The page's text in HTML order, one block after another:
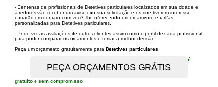
- Centenas de profissionais de Detetives particulares localizados em sua cidade e
arredores vão receber um aviso con sua solicitação e os que tiverem interesse
entrarão em contato com você, lhe oferecendo um orçamento e tarifas
personalizadas para Detetives particulares.
- Pode ver as avaliações de outros clientes assim como o perfil de cada profissional
para poder comparar os orçamentos e tomar a melhor decisão.
Peça um orçamento gratuitamente para Detetives particulares
é
gratuito e sem compromisso